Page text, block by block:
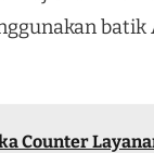
batik
Counter